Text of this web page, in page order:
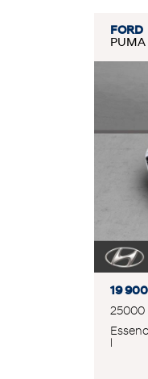
FORD
PUMA
19
25000
l